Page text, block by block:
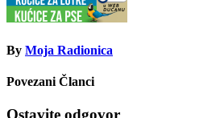
By Moja Radionica
Povezani Članci
Ostavite odgovor